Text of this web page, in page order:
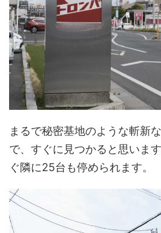
まるで秘密基地のような斬新
で、すぐに見つかると思いま
ぐ隣に25台も停められます。